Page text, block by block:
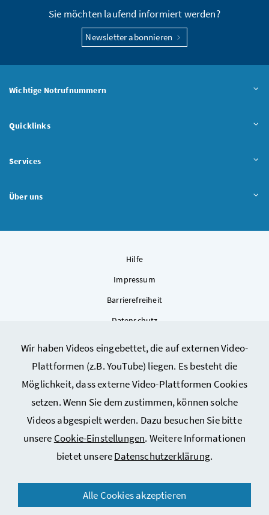
Wir haben Videos eingebettet, die auf externen Video-
Plattformen (z.B. YouTube) liegen. Es besteht die
Möglichkeit, dass externe Video-Plattformen Cookies
setzen. Wenn Sie dem zustimmen, können solche
Videos abgespielt werden. Dazu besuchen Sie bitte
unsere Cookie-Einstellungen. Weitere Informationen
bietet unsereDatenschutzerklärung.
Alle Cookies akzeptieren
Sie möchten laufend informiert werden?
Newsletter abonnieren
Wichtige Notrufnummern
Quicklinks
Services
Über uns
Hilfe
Impressum
Barrierefreiheit
Datenschutz
Sitemap
Cookie-Einstellungen
© 2026 Bundesministerium für Arbeit, Soziales, Gesundheit,
Pflege und Konsumentenschutz